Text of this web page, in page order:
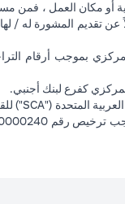
أو مكان العمل ، فمن
المشورة له / لها
كفرع لبنك أجنبي.